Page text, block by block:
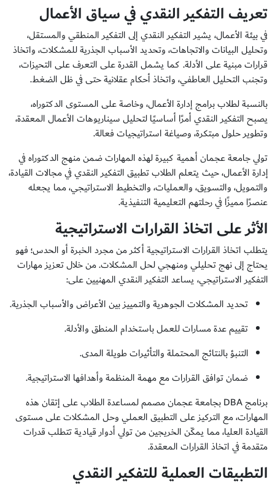
تعريف التفكير النقدي في سياق الأعمال
في بيئة الأعمال، يشير التفكير النقدي إلى التفكير المنطقي والمستقل،
وتحليل البيانات والاتجاهات، وتحديد الأسباب الجذرية للمشكلات، واتخاذ
قرارات مبنية على الأدلة. كما يشمل القدرة على التعرف على التحيزات،
وتجنب التحليل العاطفي، واتخاذ أحكام عقلانية حتى في ظل الضغط.
بالنسبة لطلاب برامج إدارة الأعمال، وخاصة على المستوى الدكتوراه،
يصبح التفكير النقدي أمرًا أساسيًا لتحليل سيناريوهات الأعمال المعقدة،
وتطوير حلول مبتكرة، وصياغة استراتيجيات فعالة.
تولي جامعة عجمان أهمية كبيرة لهذه المهارات ضمن منهج الدكتوراه في
إدارة الأعمال، حيث يتعلم الطلاب تطبيق التفكير النقدي في مجالات القيادة،
والتمويل، والتسويق، والعمليات، والتخطيط الاستراتيجي، مما يجعله
عنصرًا مميزًا في رحلتهم التعليمية التنفيذية.
الأثر على اتخاذ القرارات الاستراتيجية
يتطلب اتخاذ القرارات الاستراتيجية أكثر من مجرد الخبرة أو الحدس؛ فهو
يحتاج إلى نهج تحليلي ومنهجي لحل المشكلات. من خلال تعزيز مهارات
التفكير الاستراتيجي، يساعد التفكير النقدي المهنيين على:
تحديد المشكلات الجوهرية والتمييز بين الأعراض والأسباب الجذرية.
تقييم عدة مسارات للعمل باستخدام المنطق والأدلة.
التنبؤ بالنتائج المحتملة والتأثيرات طويلة المدى.
ضمان توافق القرارات مع مهمة المنظمة وأهدافها الاستراتيجية.
برنامج DBA بجامعة عجمان مصمم لمساعدة الطلاب على إتقان هذه
المهارات، مع التركيز على التطبيق العملي وحل المشكلات على مستوى
القيادة العليا، مما يمكّن الخريجين من تولي أدوار قيادية تتطلب قدرات
متقدمة في اتخاذ القرارات المعقدة.
التطبيقات العملية للتفكير النقدي